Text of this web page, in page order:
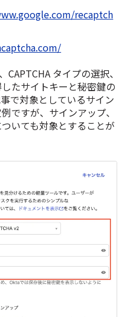
recaptch
タイプの選択、
たサイトキーと秘密鍵の
で対象としているサイン
ですが、サインアップ、
いても対象とすることが